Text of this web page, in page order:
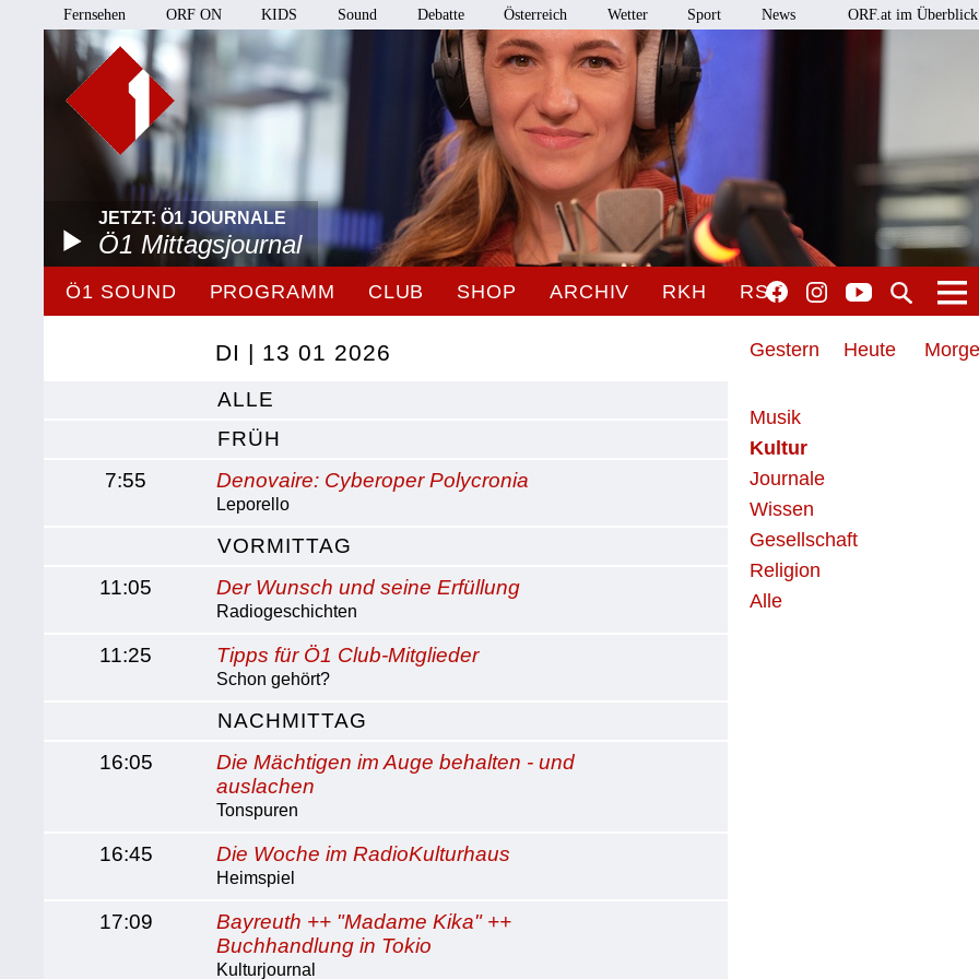
Fernsehen ORF ON KIDS Sound Debatte Österreich Wetter Sport News ORF.at im Überblick
JETZT: Ö1 JOURNALE
Ö1 Mittagsjournal
Ö1 SOUND PROGRAMM CLUB SHOP ARCHIV RKH RSO
Gestern Heute
Musik
Kultur
Journale
Wissen
Gesellschaft
Religion
Alle
DI | 13 01 2026
ALLE
FRÜH
7:55
Denovaire: Cyberoper Polycronia
Leporello
VORMITTAG
11:05
Der Wunsch und seine Erfüllung
Radiogeschichten
11:25 Tipps für Ö1 Club-Mitglieder
Schon gehört?
NACHMITTAG
16:05
Die Mächtigen im Auge behalten - und
auslachen
Tonspuren
16:45 Die Woche im RadioKulturhaus
Heimspiel
17:09
Bayreuth ++ "Madame Kika" ++
Buchhandlung in Tokio
Kulturjournal